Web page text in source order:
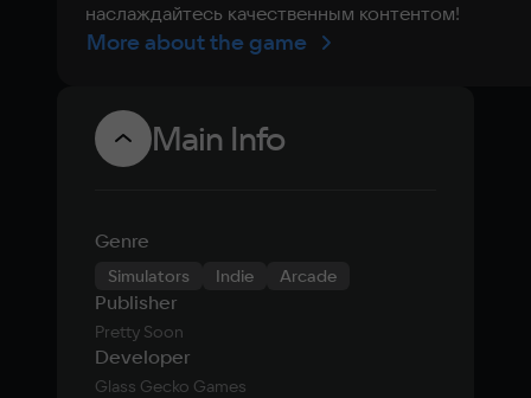
наслаждайтесь качественным контентом!
More about the game
Main Info
Genre
Simulators Indie Arcade
Publisher
Pretty Soon
Developer
Glass Gecko Games